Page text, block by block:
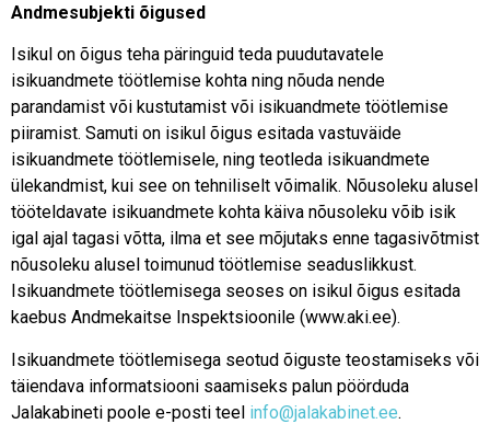
Andmesubjekti õigused
Isikul on õigus teha päringuid teda puudutavatele
isikuandmete töötlemise kohta ning nõuda nende
parandamist või kustutamist või isikuandmete töötlemise
piiramist. Samuti on isikul õigus esitada vastuväide
isikuandmete töötlemisele, ning teotleda isikuandmete
ülekandmist, kui see on tehniliselt võimalik. Nõusoleku alusel
tööteldavate isikuandmete kohta käiva nõusoleku võib isik
igal ajal tagasi võtta, ilma et see mõjutaks enne tagasivõtmist
nõusoleku alusel toimunud töötlemise seaduslikkust.
Isikuandmete töötlemisega seoses on isikul õigus esitada
kaebus Andmekaitse Inspektsioonile (www.aki.ee).
Isikuandmete töötlemisega seotud õiguste teostamiseks või
täiendava informatsiooni saamiseks palun pöörduda
Jalakabineti poole e-posti teel info@jalakabinet.ee.